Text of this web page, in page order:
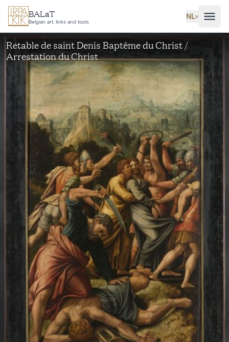
Ga naar hoofdinhoud
BALaT
Belgian art, links and tools
NL˅
Retable de saint Denis Baptême du Christ /
Arrestation du Christ